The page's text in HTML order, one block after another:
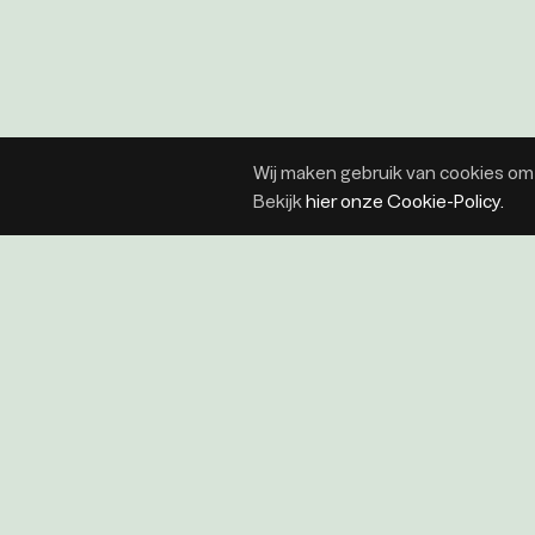
Wij maken gebruik van cookies
Bekijkhier onze Cookie-Policy.